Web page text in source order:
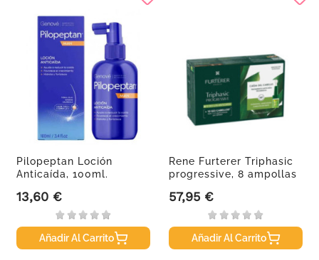
Pilopeptan Loción
Anticaída, 100ml.
Precio
13,60 €
Añadir Al Carrito
Rene Furterer Triphasic
progressive, 8 ampollas
Precio
57,95 €
Añadir Al Carrito